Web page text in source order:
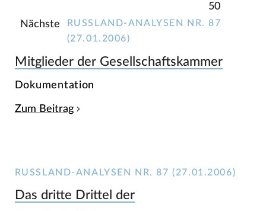
50
Nächste
RUSSLAND-ANALYSEN NR. 87
(27.01.2006)
Mitglieder der Gesellschaftskammer
Dokumentation
Zum Beitrag
RUSSLAND-ANALYSEN NR. 87 (27.01.2006)
Das dritte Drittel der